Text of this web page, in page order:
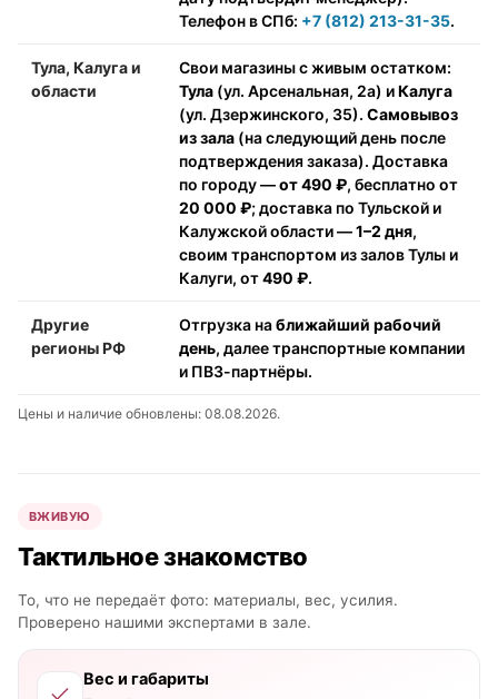
Телефон в СПб: +7 (812) 213-31-35.
Тула, Калуга и
области
Свои магазины с живым остатком:
Тула (ул. Арсенальная, 2а) иКалуга
(ул. Дзержинского, 35). Самовывоз
из зала (на следующий день после
подтверждения заказа). Доставка
по городу —от 490 ₽, бесплатно от
20 000 ₽; доставка по Тульской и
Калужской области —1–2 дня,
своим транспортом из залов Тулы и
Калуги, от490 ₽.
Другие
регионы РФ
Отгрузка наближайший рабочий
день, далее транспортные компании
и ПВЗ-партнёры.
Цены и наличие обновлены: 08.08.2026.
ВЖИВУЮ
Тактильное знакомство
То, что не передаёт фото: материалы, вес, усилия.
Проверено нашими экспертами в зале.
Вес и габариты